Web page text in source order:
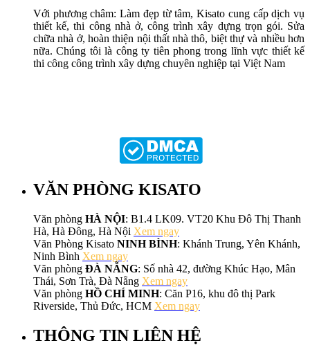
Với phương châm: Làm đẹp từ tâm, Kisato cung cấp dịch vụ
thiết kế, thi công nhà ở, công trình xây dựng trọn gói. Sửa
chữa nhà ở, hoàn thiện nội thất nhà thô, biệt thự và nhiều hơn
nữa. Chúng tôi là công ty tiên phong trong lĩnh vực thiết kế
thi công công trình xây dựng chuyên nghiệp tại Việt Nam
VĂN PHÒNG KISATO
Văn phòng HÀ NỘI: B1.4 LK09. VT20 Khu Đô Thị Thanh
Hà, Hà Đông, Hà Nội Xem ngay
Văn Phòng Kisato NINH BÌNH: Khánh Trung, Yên Khánh,
Ninh Bình Xem ngay
Văn phòng ĐÀ NẴNG: Số nhà 42, đường Khúc Hạo, Mân
Thái, Sơn Trà, Đà Nẵng Xem ngay
Văn phòng HỒ CHÍ MINH: Căn P16, khu đô thị Park
Riverside, Thủ Đức, HCM Xem ngay
THÔNG TIN LIÊN HỆ